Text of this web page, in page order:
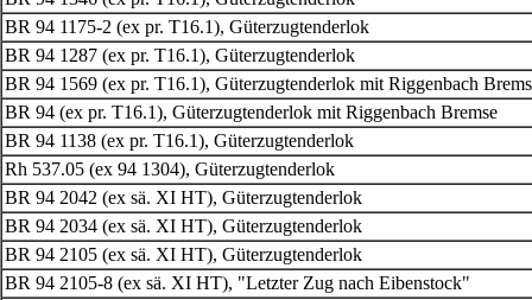
BR 94 1175-2 (ex pr. T16.1), Güterzugtenderlok
BR 94 1287 (ex pr. T16.1), Güterzugtenderlok
BR 94 1569 (ex pr. T16.1), Güterzugtenderlok mit Riggenbach
BR 94 (ex pr. T16.1), Güterzugtenderlok mit Riggenbach Bremse
BR 94 1138 (ex pr. T16.1), Güterzugtenderlok
Rh 537.05 (ex 94 1304), Güterzugtenderlok
BR 94 2042 (ex sä. XI HT), Güterzugtenderlok
BR 94 2034 (ex sä. XI HT), Güterzugtenderlok
BR 94 2105 (ex sä. XI HT), Güterzugtenderlok
BR 94 2105-8 (ex sä. XI HT), "Letzter Zug nach Eibenstock"